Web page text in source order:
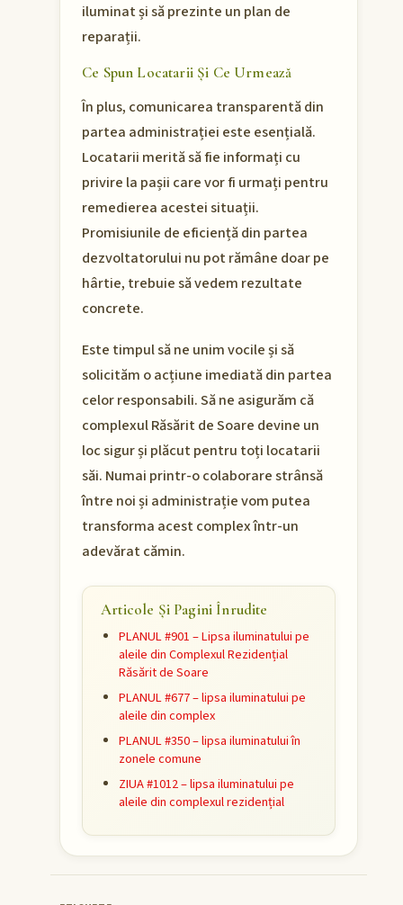
iluminat și să prezinte un plan de
reparații.
Ce Spun Locatarii Și Ce Urmează
În plus, comunicarea transparentă din
partea administrației este esențială.
Locatarii merită să fie informați cu
privire la pașii care vor fi urmați pentru
remedierea acestei situații.
Promisiunile de eficiență din partea
dezvoltatorului nu pot rămâne doar pe
hârtie, trebuie să vedem rezultate
concrete.
Este timpul să ne unim vocile și să
solicităm o acțiune imediată din partea
celor responsabili. Să ne asigurăm că
complexul Răsărit de Soare devine un
loc sigur și plăcut pentru toți locatarii
săi. Numai printr-o colaborare strânsă
între noi și administrație vom putea
transforma acest complex într-un
adevărat cămin.
Articole Și Pagini Înrudite
PLANUL #901 – Lipsa iluminatului pe
aleile din Complexul Rezidențial
Răsărit de Soare
PLANUL #677 – lipsa iluminatului pe
aleile din complex
PLANUL #350 – lipsa iluminatului în
zonele comune
ZIUA #1012 – lipsa iluminatului pe
aleile din complexul rezidențial